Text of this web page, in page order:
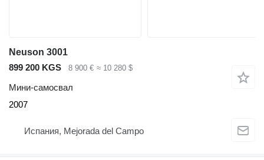
Neuson 3001
899 200 KGS
8 900 € ≈ 10 280 $
Мини-самосвал
2007
Испания, Mejorada del Campo